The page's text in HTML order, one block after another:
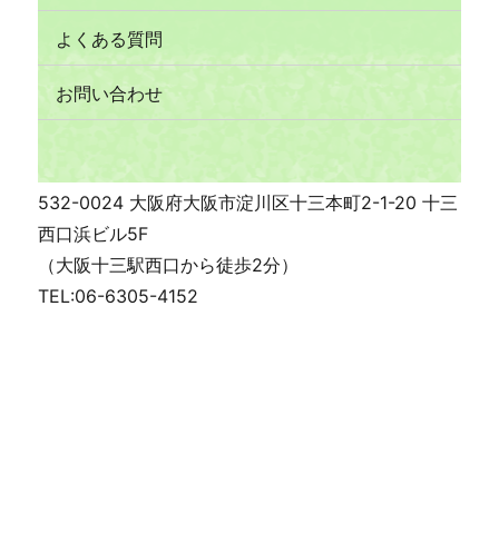
よくある質問
お問い合わせ
532-0024 大阪府大阪市淀川区十三本町2-1-20 十三
西口浜ビル5F
（大阪十三駅西口から徒歩2分）
TEL:06-6305-4152